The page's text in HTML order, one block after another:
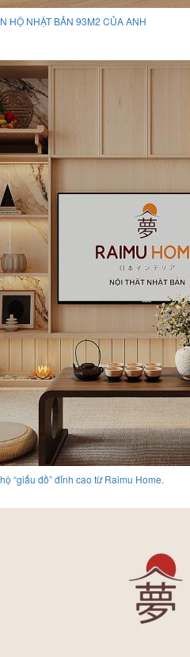
HỘ NHẬT BẢN 93M2 CỦA ANH
“giấu đồ” đỉnh cao từ Raimu Home.